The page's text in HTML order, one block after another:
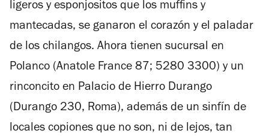
ligeros y esponjositos que los muffins y
mantecadas, se ganaron el corazón y el paladar
de los chilangos. Ahora tienen sucursal en
Polanco (Anatole France 87; 5280 3300) y un
rinconcito en Palacio de Hierro Durango
(Durango 230, Roma), además de un sinfín de
locales copiones que no son, ni de lejos, tan